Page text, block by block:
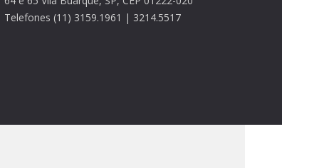
Telefones (11) 3159.1961 | 3214.5517